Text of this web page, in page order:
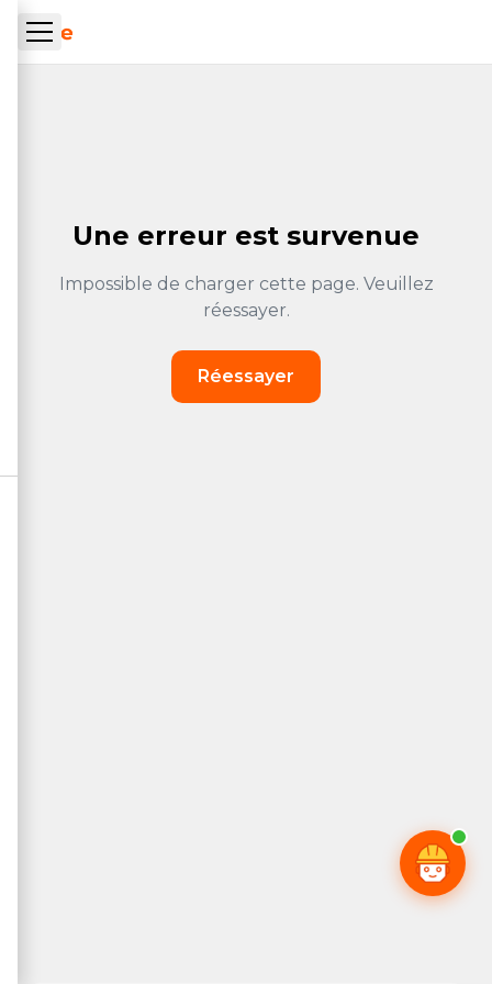
Skip to main content
Une erreur est survenue
Impossible de charger cette page. Veuillez
réessayer.
Réessayer